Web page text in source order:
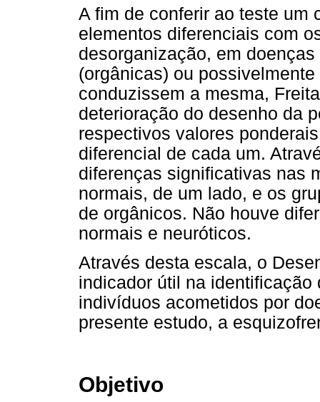
A fim de conferir ao teste um
elementos diferenciais com
desorganização, em
(orgânicas) ou
conduzissem a mesma,
deterioração do desenho da
respectivos valores
diferencial de cada um.
diferenças significativas nas
normais, de um lado, e os
de orgânicos. Não houve
normais e neuróticos.
Através desta escala, o
indicador útil na
indivíduos acometidos por
presente estudo, a
Objetivo